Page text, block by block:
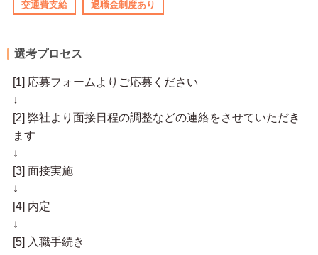
交通費支給 退職金制度あり
選考プロセス
[1] 応募フォームよりご応募ください
↓
[2] 弊社より面接日程の調整などの連絡をさせていただき
ます
↓
[3] 面接実施
↓
[4] 内定
↓
[5] 入職手続き